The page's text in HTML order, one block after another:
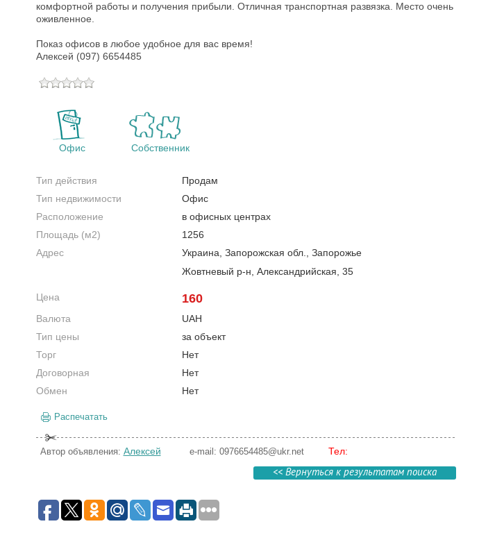
комфортной работы и получения прибыли. Отличная транспортная развязка. Место очень
оживленное.
Показ офисов в любое удобное для вас время!
Алексей (097) 6654485
Офис Собственник
Тип действия
Продам
Тип недвижимости
Офис
Расположение
в офисных центрах
Площадь (м2)
1256
Адрес
Украина, Запорожская обл., Запорожье
Жовтневый р-н, Александрийская, 35
Цена 160
Валюта
UAH
Тип цены
за объект
Торг
Нет
Договорная
Нет
Обмен
Нет
Распечатать
Автор объявления: Алексей e-mail: 0976654485@ukr.net Тел:
<< Вернуться к результатам поиска